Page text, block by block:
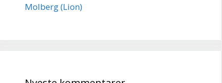
Molberg (Lion)